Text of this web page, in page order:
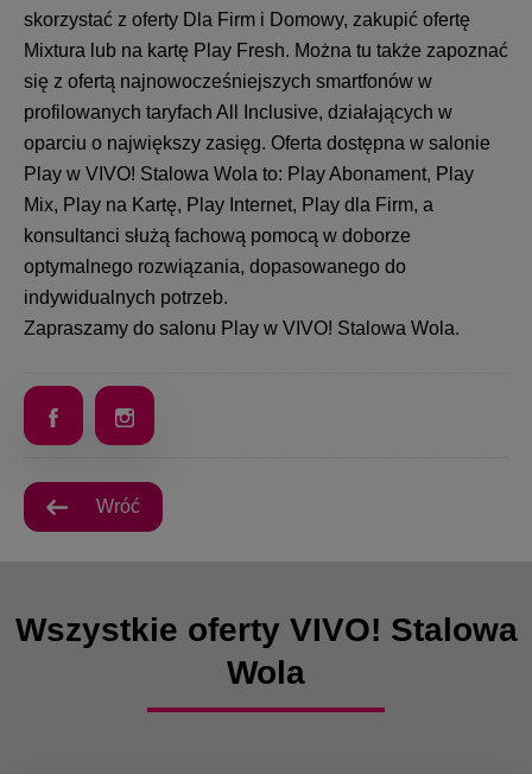
skorzystać z oferty Dla Firm i Domowy, zakupić ofertę
Mixtura lub na kartę Play Fresh. Można tu także zapoznać
się z ofertą najnowocześniejszych smartfonów w
profilowanych taryfach All Inclusive, działających w
oparciu o największy zasięg. Oferta dostępna w salonie
Play w VIVO! Stalowa Wola to: Play Abonament, Play
Mix, Play na Kartę, Play Internet, Play dla Firm, a
konsultanci służą fachową pomocą w doborze
optymalnego rozwiązania, dopasowanego do
indywidualnych potrzeb.
Zapraszamy do salonu Play w VIVO! Stalowa Wola.
Wróć
Wszystkie oferty VIVO! Stalowa
Wola